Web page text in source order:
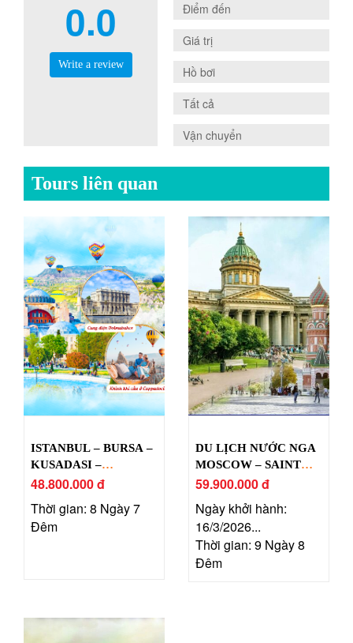
0.0
Write a review
0.0
Điểm đến
0.0
Giá trị
0.0Hồ bơi
0.0
Tất cả
0.0
Vận chuyển
Tours liên quan
ISTANBUL – BURSA –
KUSADASI –
PAMUKKALE –
48.800.000 đ
Thời gian: 8 Ngày 7
Đêm
DU LỊCH NƯỚC NGA
MOSCOW – SAINT
PETERSBURG
59.900.000 đ
Ngày khởi hành:
16/3/2026...
Thời gian: 9 Ngày 8
Đêm